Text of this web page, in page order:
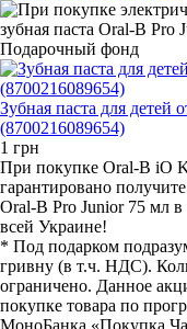
Подарочный фонд
Зубная паста для детей
(8700216089654)
1 грн
При покупке Oral-B iO
гарантировано
Oral-B Pro Junior 75 мл
всей Украине!
* Под подарком
гривну (в т.ч. НДС).
ограничено. Данное
покупке товара по
МоноБанка «Покупка